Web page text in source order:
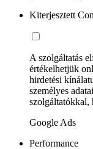
Kiterjesztett
A szolgáltatás
értékelhetjük
hirdetési
személyes
szolgáltatókkal,
Google Ads
Performance